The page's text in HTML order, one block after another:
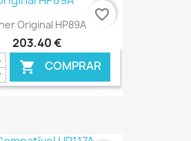
€ ONLINE
Original HP89A
203,40 €
 COMPRAR
favorite_border